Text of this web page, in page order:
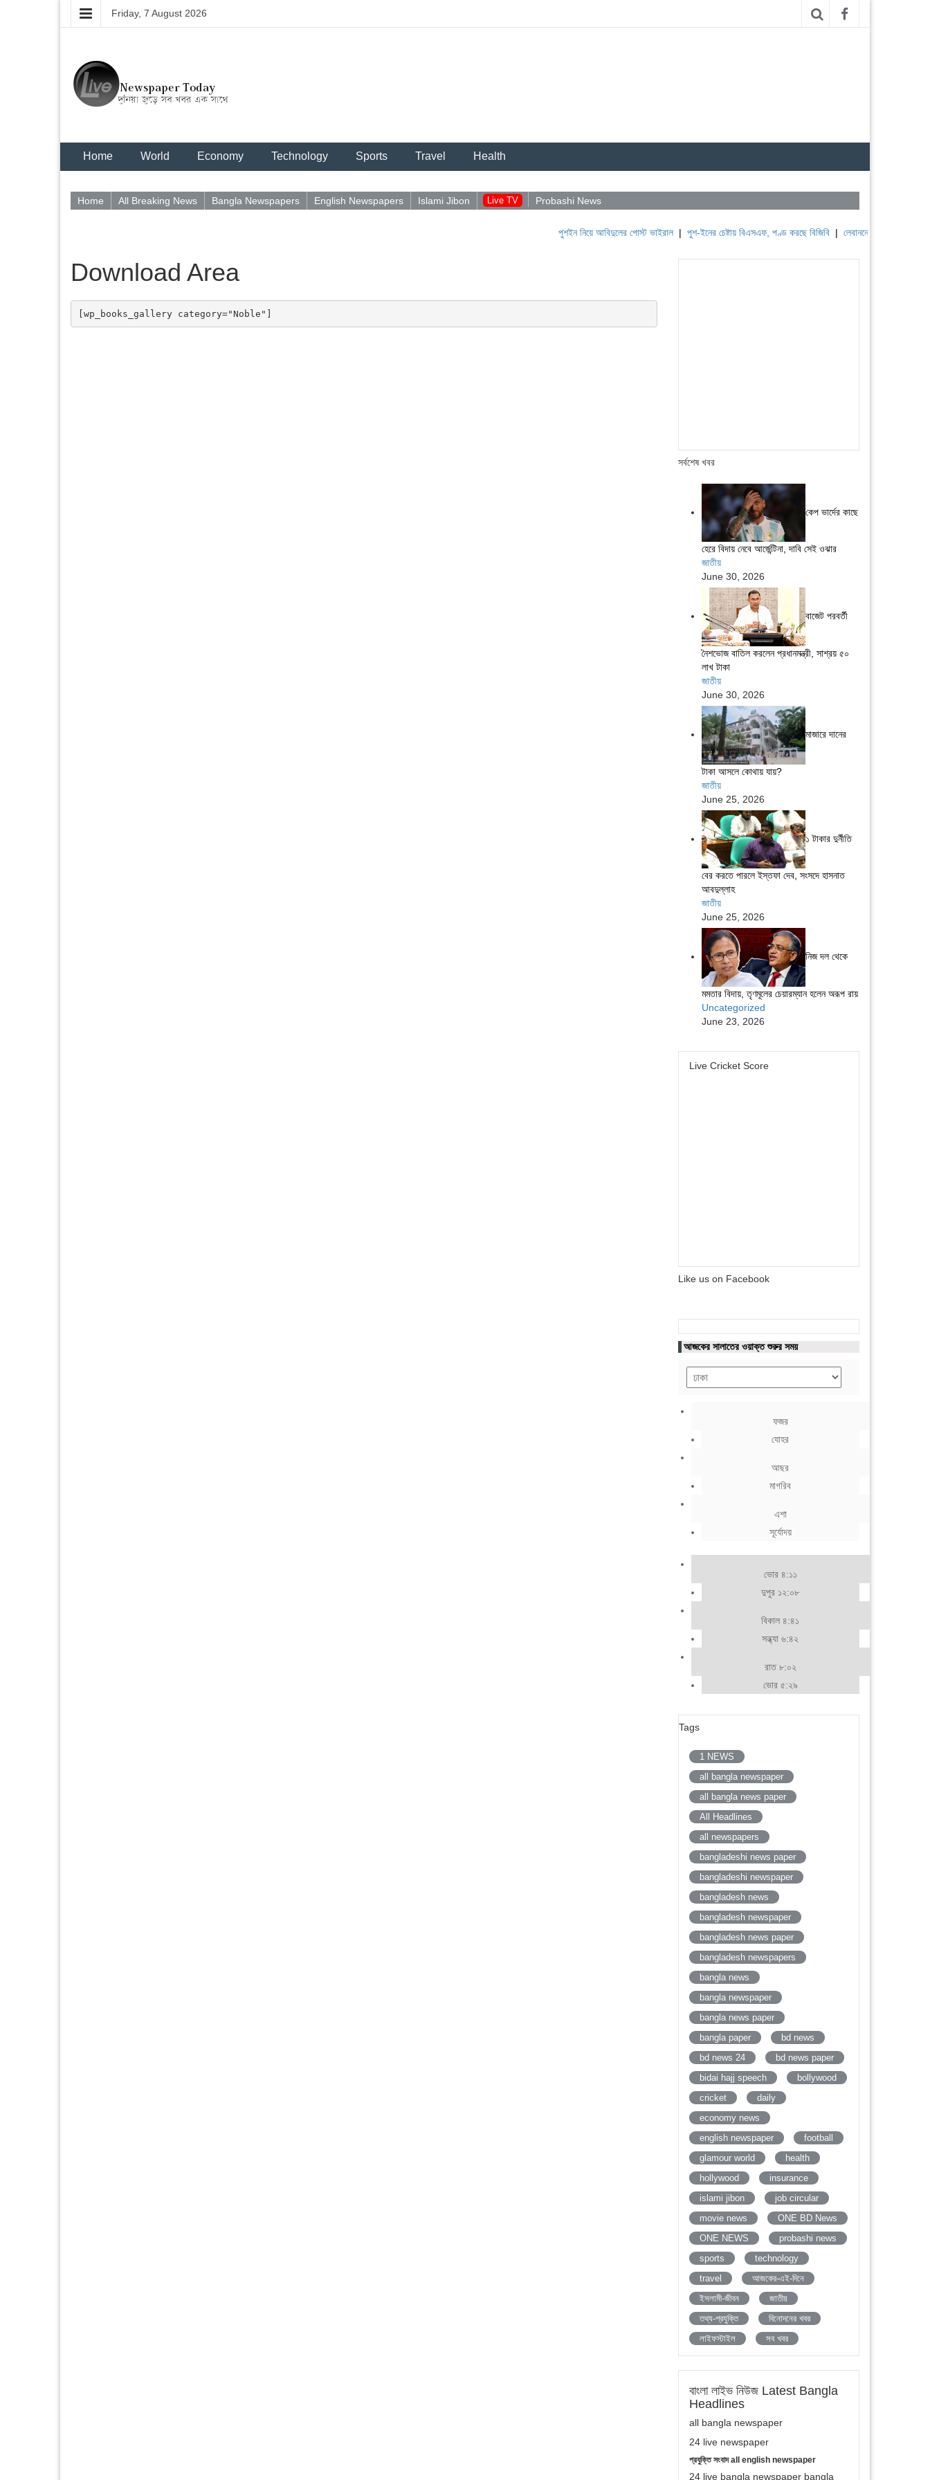
Friday, 7 August 2026
Home World Economy Technology Sports Travel Health
Home All Breaking News Bangla Newspapers English Newspapers Islami Jibon Live TV Probashi News
পুশইন নিয়ে আবিদুলের পোস্ট ভাইরাল|পুশ-ইনের চেষ্টায় বিএসএফ, পণ্ড করছে বিজিবি |লেবাননের ঐতিহাসিক বউফোর্ট
Download Area
[wp_books_gallery category="Noble"]
সর্বশেষ খবর
কেপ ভার্দের কাছে
হেরে বিদায় নেবে আর্জেন্টিনা, দাবি সেই ওঝার
জাতীয়
June 30, 2026
বাজেট পরবর্তী
নৈশভোজ বাতিল করলেন প্রধানমন্ত্রী, সাশ্রয় ৫০
লাখ টাকা
জাতীয়
June 30, 2026
মাজারে দানের
টাকা আসলে কোথায় যায়?
জাতীয়
June 25, 2026
১ টাকার দুর্নীতি
বের করতে পারলে ইস্তফা দেব, সংসদে হাসনাত
আবদুল্লাহ
জাতীয়
June 25, 2026
নিজ দল থেকে
মমতার বিদায়, তৃণমূলের চেয়ারম্যান হলেন অরূপ রায়
Uncategorized
June 23, 2026
Live Cricket Score
Like us on Facebook
আজকের সালাতের ওয়াক্ত শুরুর সময়
ফজর
যোহর
আছর
মাগরিব
এশা
সূর্যোদয়
ভোর ৪:১১
দুপুর ১২:০৮
বিকাল ৪:৪১
সন্ধ্যা ৬:৪২
রাত ৮:০২
ভোর ৫:২৯
Tags
1 NEWS
all bangla newspaper
all bangla news paper
All Headlines
all newspapers
bangladeshi news paper
bangladeshi newspaper
bangladesh news
bangladesh newspaper
bangladesh news paper
bangladesh newspapers
bangla news
bangla newspaper
bangla news paper
bangla paper
bd news
bd news 24
bd news paper
bidai hajj speech
bollywood
cricket
daily
economy news
english newspaper
football
glamour world
health
hollywood
insurance
islami jibon
job circular
movie news
ONE BD News
ONE NEWS
probashi news
sports
technology
travel
আজকের-এই-দিনে
ইসলামী-জীবন
জাতীয়
তথ্য-প্রযুক্তি
বিনোদনের খবর
লাইফস্টাইল
সব খবর
বাংলা লাইভ নিউজ Latest Bangla
Headlines
all bangla newspaper
24 live newspaper
প্রযুক্তি সংবাদ all english newspaper
24 live bangla newspaper bangla